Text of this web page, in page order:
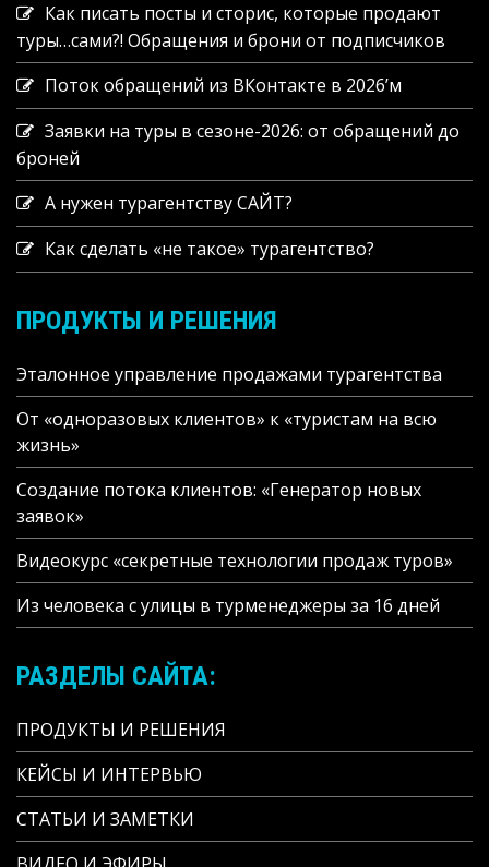
Как писать посты и сторис, которые продают
туры…сами?! Обращения и брони от подписчиков
Поток обращений из ВКонтакте в 2026’м
Заявки на туры в сезоне-2026: от обращений до
броней
А нужен турагентству САЙТ?
Как сделать «не такое» турагентство?
ПРОДУКТЫ И РЕШЕНИЯ
Эталонное управление продажами турагентства
От «одноразовых клиентов» к «туристам на всю
жизнь»
Создание потока клиентов: «Генератор новых
заявок»
Видеокурс «секретные технологии продаж туров»
Из человека с улицы в турменеджеры за 16 дней
РАЗДЕЛЫ САЙТА:
ПРОДУКТЫ И РЕШЕНИЯ
КЕЙСЫ И ИНТЕРВЬЮ
СТАТЬИ И ЗАМЕТКИ